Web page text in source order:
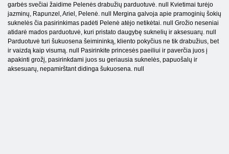
garbės svečiai žaidime Pelenės drabužių parduotuvė. null Kvietimai turėjo
jazminų, Rapunzel, Ariel, Pelenė. null Mergina galvoja apie pramoginių šokių
suknelės čia pasirinkimas padėti Pelenė atėjo netikėtai. null Grožio neseniai
atidarė mados parduotuvė, kuri pristato daugybę suknelių ir aksesuarų. null
Parduotuvė turi šukuosena šeimininką, kliento pokyčius ne tik drabužius, bet
ir vaizdą kaip visumą. null Pasirinkite princesės paeiliui ir paverčia juos į
apakinti grožį, pasirinkdami juos su geriausia suknelės, papuošalų ir
aksesuarų, nepamirštant didinga šukuosena. null